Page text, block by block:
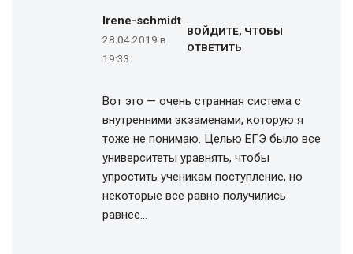
Irene-schmidt
28.04.2019 в
19:33
ВОЙДИТЕ, ЧТОБЫ
ОТВЕТИТЬ
Вот это — очень странная система с
внутренними экзаменами, которую я
тоже не понимаю. Целью ЕГЭ было все
университеты уравнять, чтобы
упростить ученикам поступление, но
некоторые все равно получились
равнее…